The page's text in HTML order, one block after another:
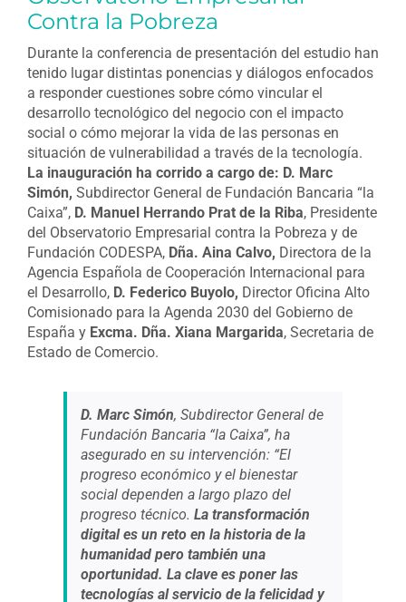
Contra la Pobreza
Durante la conferencia de presentación del estudio han
tenido lugar distintas ponencias y diálogos enfocados
a responder cuestiones sobre cómo vincular el
desarrollo tecnológico del negocio con el impacto
social o cómo mejorar la vida de las personas en
situación de vulnerabilidad a través de la tecnología.
La inauguración ha corrido a cargo de: D. Marc
Simón, Subdirector General de Fundación Bancaria “la
Caixa”, D. Manuel Herrando Prat de la Riba, Presidente
del Observatorio Empresarial contra la Pobreza y de
Fundación CODESPA, Dña. Aina Calvo, Directora de la
Agencia Española de Cooperación Internacional para
el Desarrollo, D. Federico Buyolo, Director Oficina Alto
Comisionado para la Agenda 2030 del Gobierno de
España y Excma. Dña. Xiana Margarida, Secretaria de
Estado de Comercio.
D. Marc Simón, Subdirector General de
Fundación Bancaria “la Caixa”, ha
asegurado en su intervención: “El
progreso económico y el bienestar
social dependen a largo plazo del
progreso técnico. La transformación
digital es un reto en la historia de la
humanidad pero también una
oportunidad. La clave es poner las
tecnologías al servicio de la felicidad y